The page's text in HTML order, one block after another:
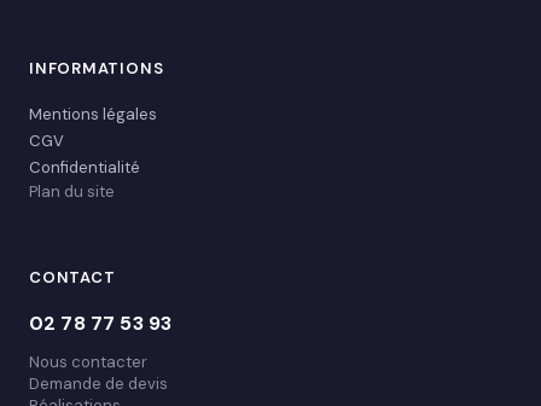
INFORMATIONS
Mentions légales
CGV
Confidentialité
Plan du site
CONTACT
02 78 77 53 93
Nous contacter
Demande de devis